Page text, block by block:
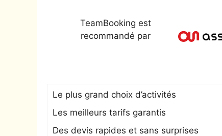
TeamBooking est
recommandé par
Le plus grand choix d’activités
Les meilleurs tarifs garantis
Des devis rapides et sans surprises